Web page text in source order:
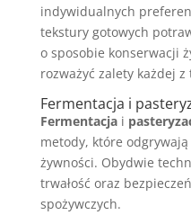
indywidualnych
tekstury gotowych
o sposobie konserwacji
rozważyć zalety każdej
Fermentacja i
Fermentacjai
metody, które
żywności. Obydwie
trwałość oraz
spożywczych.